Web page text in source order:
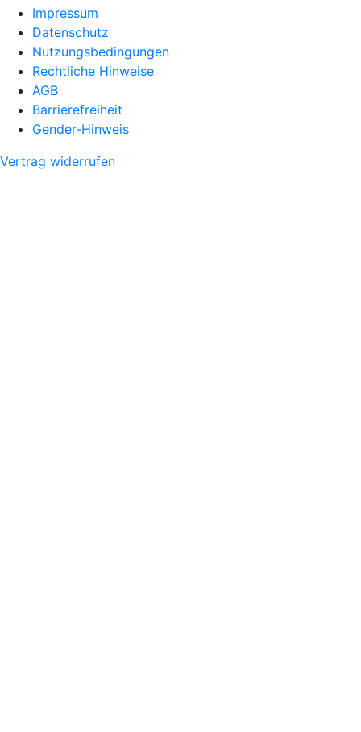
Impressum
Datenschutz
Nutzungsbedingungen
Rechtliche Hinweise
AGB
Barrierefreiheit
Gender-Hinweis
Vertrag widerrufen